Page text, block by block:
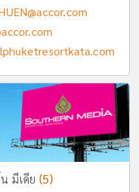
มีเดีย (5)